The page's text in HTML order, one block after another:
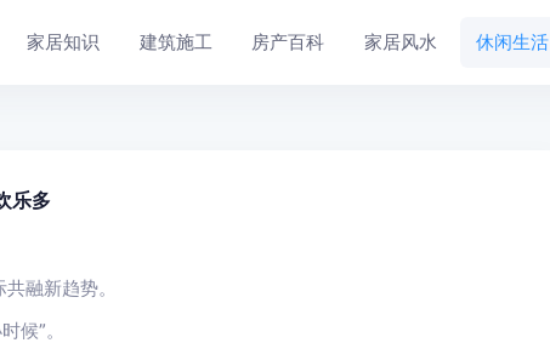
家居知识 建筑施工 房产百科 家居风水 休闲生活
乐多
融新趋势。
候”。